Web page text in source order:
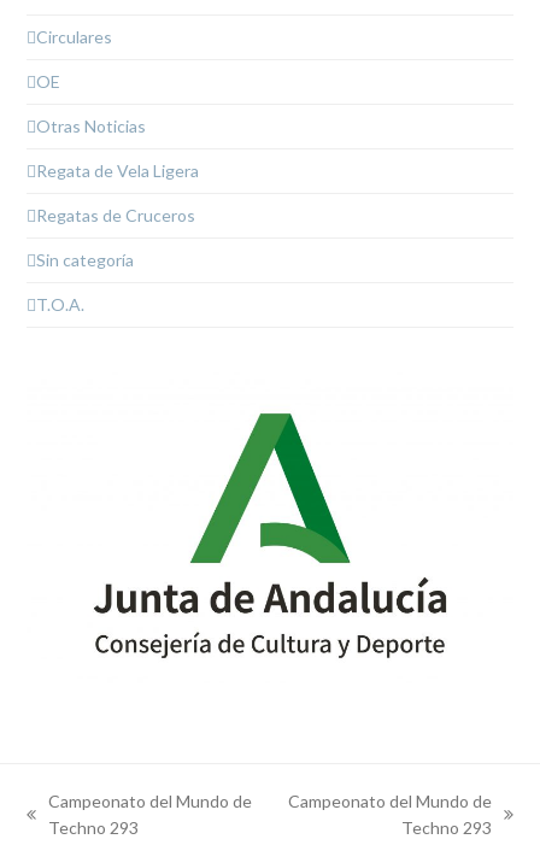
Circulares
OE
Otras Noticias
Regata de Vela Ligera
Regatas de Cruceros
Sin categoría
T.O.A.
previous
Campeonato del Mundo de
Techno 293
Campeonato del Mundo de
Techno 293